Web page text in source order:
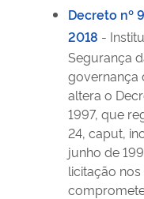
Decreto nº
2018 -
Segurança
governança
altera o
1997, que
24, caput,
junho de
licitação